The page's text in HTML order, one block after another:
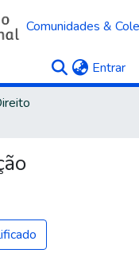
Comunidades &
Entrar